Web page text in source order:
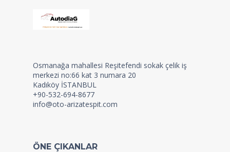
Osmanağa mahallesi Reşitefendi sokak çelik iş
merkezi no:66 kat 3 numara 20
Kadıköy İSTANBUL
+90-532-694-8677
info@oto-arizatespit.com
ÖNE ÇIKANLAR